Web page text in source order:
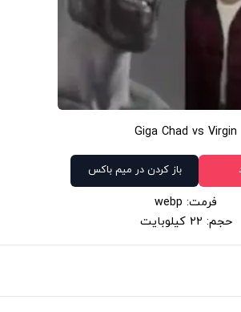
Giga Chad vs Virgin
باز کردن در میم باکس
فرمت: webp
حجم: 22 کیلوبایت